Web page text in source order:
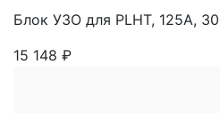
Блок УЗО для PLHT, 125A,
15 148 ₽